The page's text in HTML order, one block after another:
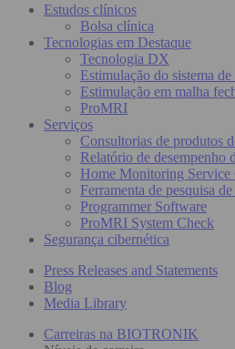
Estudos clínicos
Bolsa clínica
Tecnologias em Destaque
Tecnologia DX
Estimulação do sistema
Estimulação em malha
ProMRI
Serviços
Consultorias de produtos
Relatório de desempenho
Home Monitoring Service
Ferramenta de pesquisa
Programmer Software
ProMRI System Check
Segurança cibernética
Press Releases and Statements
Blog
Media Library
Carreiras na BIOTRONIK